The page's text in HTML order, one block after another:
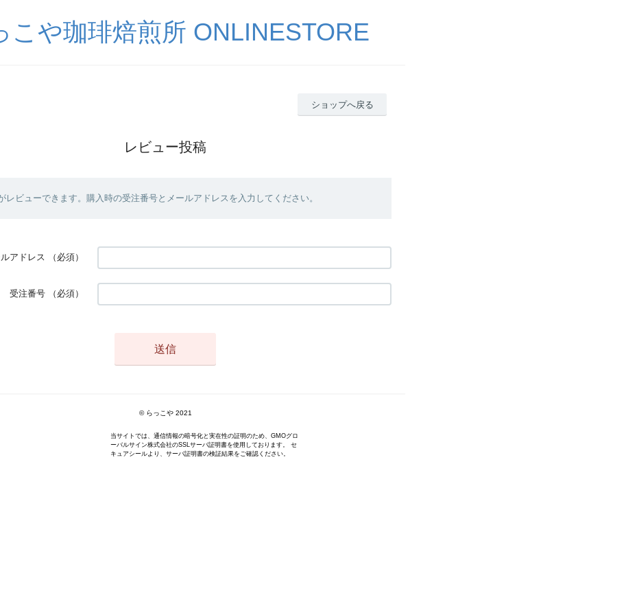
こや珈琲焙煎所 ONLINESTORE
ショップへ戻る
レビュー投稿
レビューできます。購入時の受注番号とメールアドレスを入力してください。
アドレス （必須）
受注番号 （必須）
© らっこや 2021
当サイトでは、通信情報の暗号化と実在性の証明のため、GMOグロ
ーバルサイン株式会社のSSLサーバ証明書を使用しております。 セ
キュアシールより、サーバ証明書の検証結果をご確認ください。